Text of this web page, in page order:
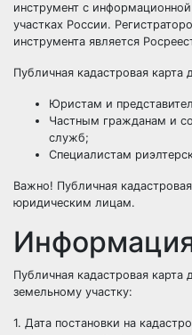
инструмент с
участках России.
инструмента является
Публичная кадастровая карта
Юристам и
Частным гражданам и
служб;
Специалистам
Важно! Публичная
юридическим лицам.
Публичная кадастровая
земельному участку:
1. Дата постановки на